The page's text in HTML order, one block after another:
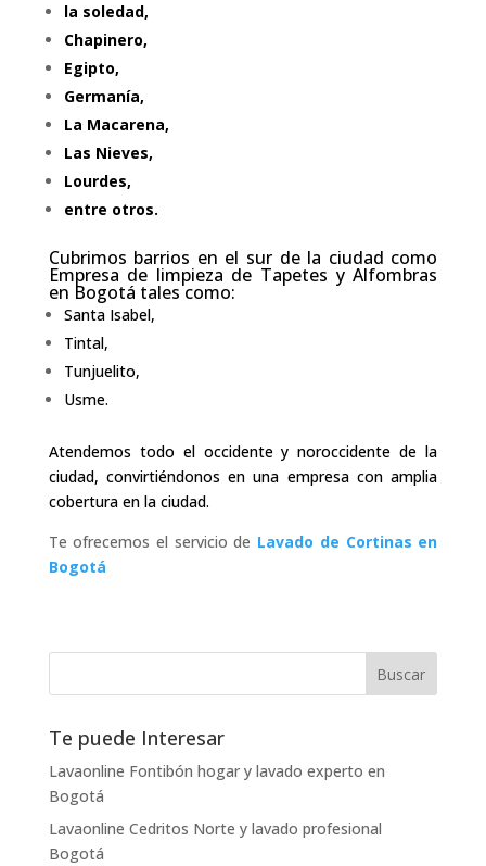
la soledad,
Chapinero,
Egipto,
Germanía,
La Macarena,
Las Nieves,
Lourdes,
entre otros.
Cubrimos barrios en el sur de la ciudad como
Empresa de limpieza de Tapetes y Alfombras
en Bogotá tales como:
Santa Isabel,
Tintal,
Tunjuelito,
Usme.
Atendemos todo el occidente y noroccidente de la
ciudad, convirtiéndonos en una empresa con amplia
cobertura en la ciudad.
Te ofrecemos el servicio de Lavado de Cortinas en
Bogotá
Te puede Interesar
Lavaonline Fontibón hogar y lavado experto en
Bogotá
Lavaonline Cedritos Norte y lavado profesional
Bogotá